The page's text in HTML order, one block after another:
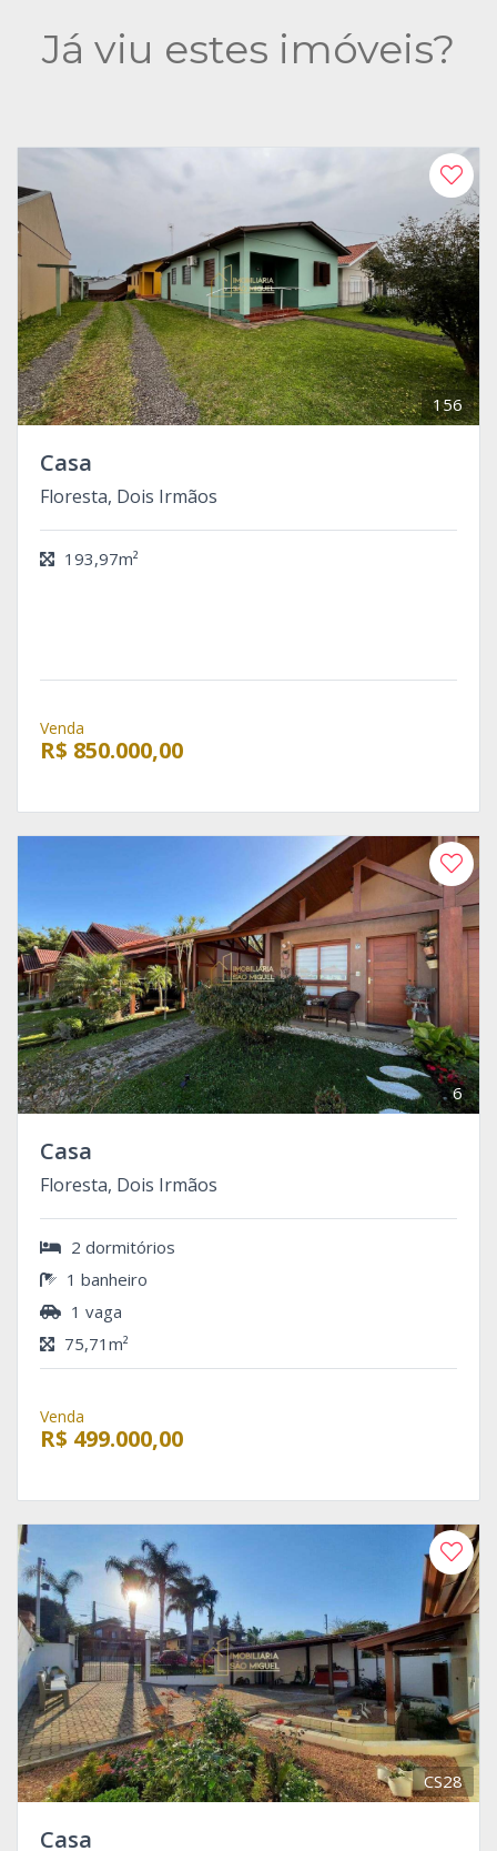
Já viu estes imóveis?
156
Casa
Floresta, Dois Irmãos
193,97m²
Venda
R$ 850.000,00
6
Casa
Floresta, Dois Irmãos
2 dormitórios
1 banheiro
1 vaga
75,71m²
Venda
R$ 499.000,00
CS28
Casa